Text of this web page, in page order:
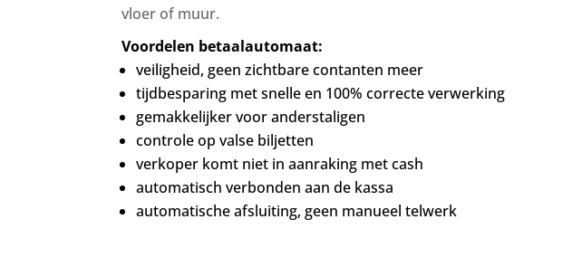
vloer of muur.
Voordelen betaalautomaat:
veiligheid, geen zichtbare contanten meer
tijdbesparing met snelle en 100% correcte verwerking
gemakkelijker voor anderstaligen
controle op valse biljetten
verkoper komt niet in aanraking met cash
automatisch verbonden aan de kassa
automatische afsluiting, geen manueel telwerk